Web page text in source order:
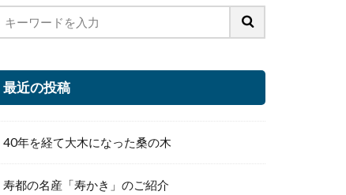
最近の投稿
40年を経て大木になった桑の木
寿都の名産「寿かき」のご紹介